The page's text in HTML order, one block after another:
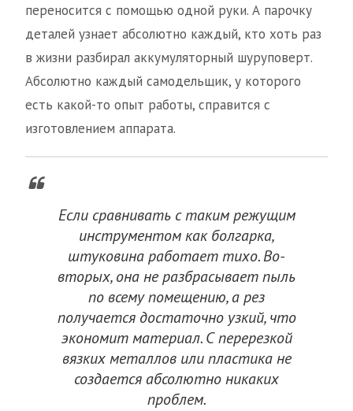
переносится с помощью одной руки. А парочку
деталей узнает абсолютно каждый, кто хоть раз
в жизни разбирал аккумуляторный шуруповерт.
Абсолютно каждый самодельщик, у которого
есть какой-то опыт работы, справится с
изготовлением аппарата.
Если сравнивать с таким режущим
инструментом как болгарка,
штуковина работает тихо. Во-
вторых, она не разбрасывает пыль
по всему помещению, а рез
получается достаточно узкий, что
экономит материал. С перерезкой
вязких металлов или пластика не
создается абсолютно никаких
проблем.